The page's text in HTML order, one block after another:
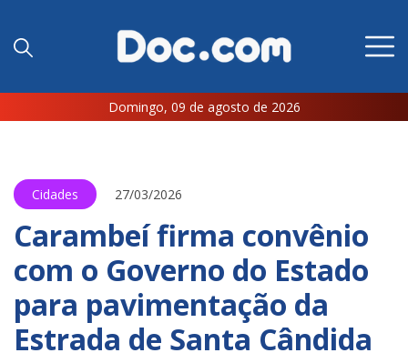
Domingo, 09 de agosto de 2026
Cidades 27/03/2026
Carambeí firma convênio
com o Governo do Estado
para pavimentação da
Estrada de Santa Cândida